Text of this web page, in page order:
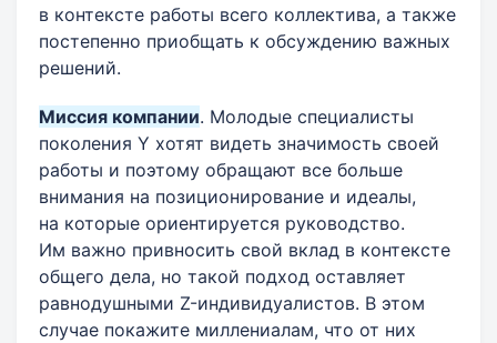
в контексте работы всего коллектива, а также
постепенно приобщать к обсуждению важных
решений.
Миссия компании. Молодые специалисты
поколения Y хотят видеть значимость своей
работы и поэтому обращают все больше
внимания на позиционирование и идеалы,
на которые ориентируется руководство.
Им важно привносить свой вклад в контексте
общего дела, но такой подход оставляет
равнодушными Z-индивидуалистов. В этом
случае покажите миллениалам, что от них